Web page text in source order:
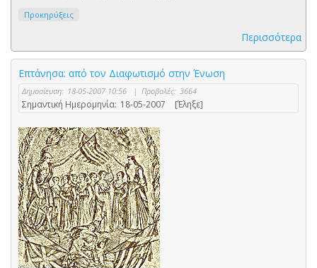
Προκηρύξεις
Περισσότερα
Επτάνησα: από τον Διαφωτισμό στην Ένωση
Δημοσίευση: 18-05-2007 10:56 | Προβολές: 3664
Σημαντική Ημερομηνία: 18-05-2007 [Έληξε]